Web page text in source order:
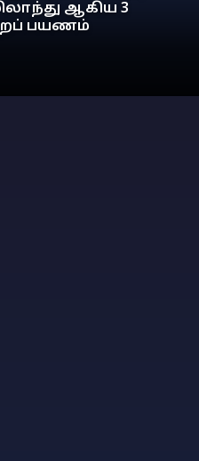
ஆகிய 3
பயணம்